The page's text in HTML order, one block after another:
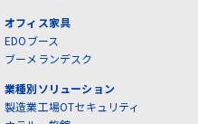
オフィス家具
EDOブース
ブーメランデスク
業種別ソリューション
製造業工場OTセキュリティ